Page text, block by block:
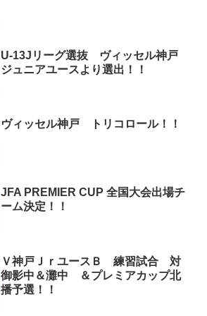
U-13Jリーグ選抜 ヴィッセル神戸
ジュニアユースより選出！！
ヴィッセル神戸 トリコロール！！
JFA PREMIER CUP 全国大会出場チ
ーム決定！！
Ｖ神戸ＪｒユースＢ 練習試合 対
御影中＆灘中 ＆プレミアカップ北
播予選！！